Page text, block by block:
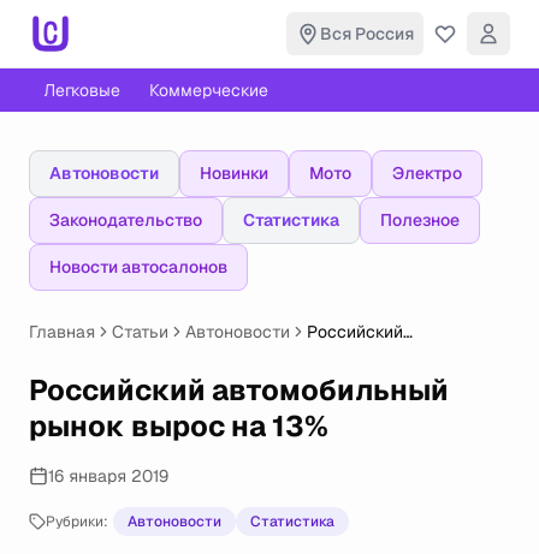
Вся Россия
Легковые Коммерческие
Автоновости Новинки Мото Электро
Законодательство Статистика Полезное
Новости автосалонов
Главная Статьи Автоновости
Российский
вырос на 13%
Российский автомобильный
рынок вырос на 13%
16 января 2019
Рубрики: Автоновости Статистика